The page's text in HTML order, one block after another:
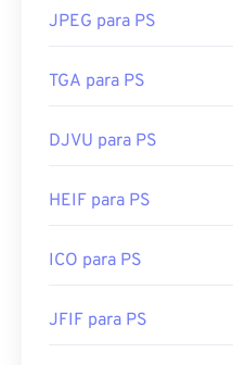
JPEG para PS
TGA para PS
DJVU para PS
HEIF para PS
ICO para PS
JFIF para PS